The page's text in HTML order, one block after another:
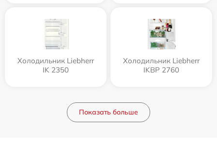
Холодильник Liebherr
IK 2350
Холодильник Liebherr
IKBP 2760
Показать больше